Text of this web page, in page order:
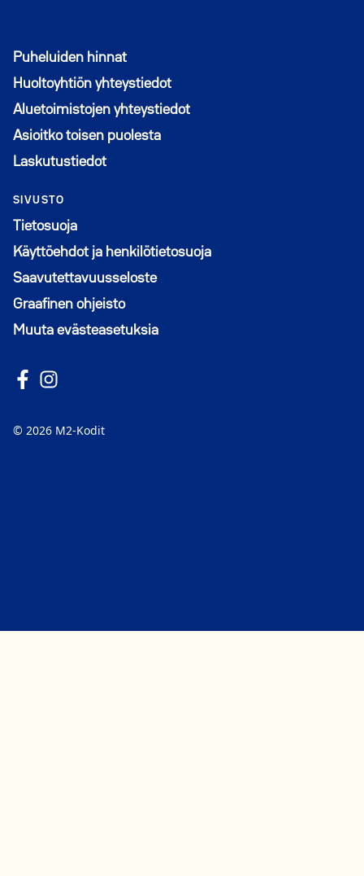
Puheluiden hinnat
Huoltoyhtiön yhteystiedot
Aluetoimistojen yhteystiedot
Asioitko toisen puolesta
Laskutustiedot
SIVUSTO
Tietosuoja
Käyttöehdot ja henkilötietosuoja
Saavutettavuusseloste
Graafinen ohjeisto
Muuta evästeasetuksia
Seuraa meitä Facebookissa
Avautuu uuteen ikkunaan
Seuraa Instagramissa
Avautuu uuteen ikkunaan
© 2026 M2-Kodit